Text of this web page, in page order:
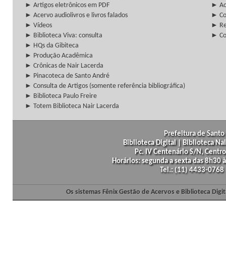
► Artigos eletrônicos em PDF
►
► Acervo audiolivros e livros falados
►
► Vídeos
►
► Biblioteca Viva: consulta
►
► HQs da Gibiteca
► Produção Acadêmica
► Crônicas de Nair Lacerda
► Pinacoteca de Santo André
► Consulta de Artigos (somente referência bibliográfica)
► Biblioteca Paulo Freire
► Totem Biblioteca Nair Lacerda
Prefeitura de
Biblioteca Digital | Biblioteca
Pc. IV Centenário S/N,
Horários: segunda a sexta das
Tel.: (11) 4433-
Os sistemas Fênix Gestão de Acervos e Biblioteca